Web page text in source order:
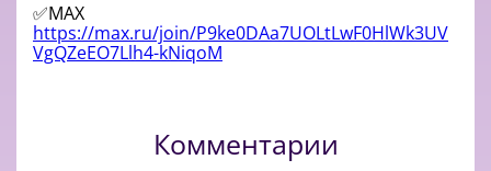
✅MAX
https://max.ru/join/P9ke0DAa7UOLtLwF0HlWk3UV
VgQZeEO7Llh4-kNiqoM
Комментарии